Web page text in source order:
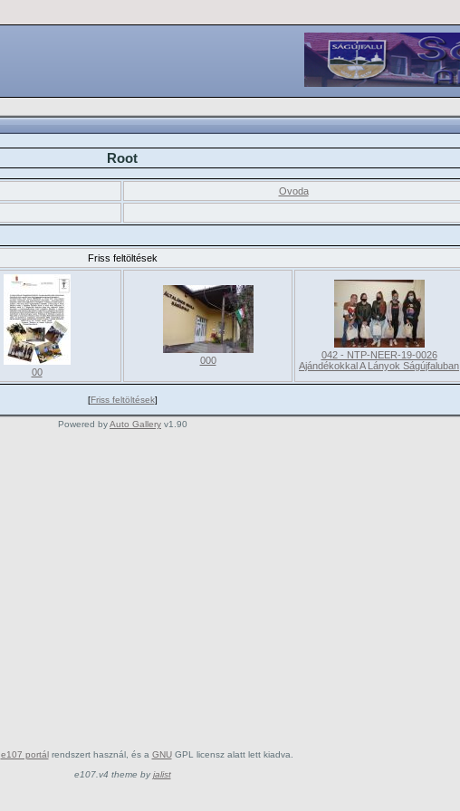
Root
Ovoda
Friss feltöltések
00
000
042 - NTP-NEER-19-0026
Ajándékokkal A Lányok Ságújfaluban
[Friss feltöltések]
Powered byAuto Gallery v1.90
e107 portálrendszert használ, és a GNUGPL licensz alatt lett kiadva.
e107.v4 theme byjalist